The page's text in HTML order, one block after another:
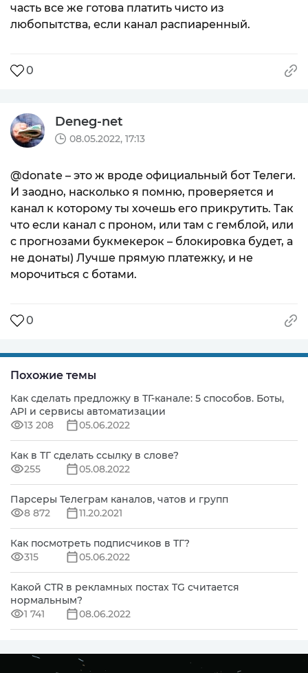
часть все же готова платить чисто из
любопытства, если канал распиаренный.
0
Deneg-net
08.05.2022, 17:13
@donate – это ж вроде официальный бот Телеги.
И заодно, насколько я помню, проверяется и
канал к которому ты хочешь его прикрутить. Так
что если канал с проном, или там с гемблой, или
с прогнозами букмекерок – блокировка будет, а
не донаты) Лучше прямую платежку, и не
морочиться с ботами.
0
Похожие темы
Как сделать предложку в ТГ-канале: 5 способов. Боты,
API и сервисы автоматизации
13 208
05.06.2022
Как в ТГ сделать ссылку в слове?
255
05.08.2022
Парсеры Телеграм каналов, чатов и групп
8 872
11.20.2021
Как посмотреть подписчиков в ТГ?
315
05.06.2022
Какой CTR в рекламных постах TG считается
нормальным?
1 741
08.06.2022